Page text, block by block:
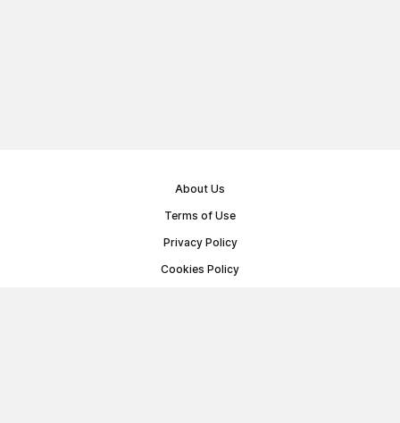
About Us
Terms of Use
Privacy Policy
Cookies Policy